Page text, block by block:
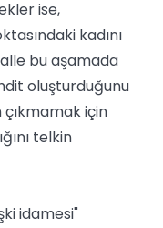
ise,
kadını
bu aşamada
oluşturduğunu
için
telkin
idamesi"